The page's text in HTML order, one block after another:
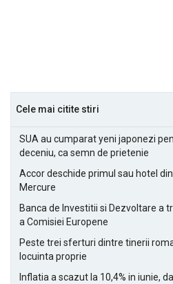
Cele mai citite stiri
SUA au cumparat yeni japonezi
deceniu, ca semn de prietenie
Accor deschide primul sau hotel
Mercure
Banca de Investitii si Dezvoltare a
a Comisiei Europene
Peste trei sferturi dintre tinerii
locuinta proprie
Inflatia a scazut la 10,4% in iunie,